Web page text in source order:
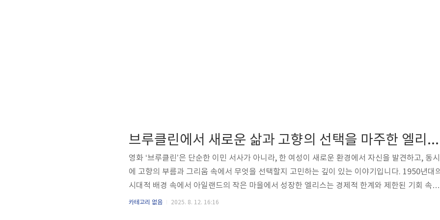
브루클린에서 새로운 삶과 고향의 선택을 마주한 엘리스의 여정
영화 ‘브루클린’은 단순한 이민 서사가 아니라, 한 여성이 새로운 환경에서 자신을 발견하고, 동시
에 고향의 부름과 그리움 속에서 무엇을 선택할지 고민하는 깊이 있는 이야기입니다. 1950년대
시대적 배경 속에서 아일랜드의 작은 마을에서 성장한 엘리스는 경제적 한계와 제한된 기회 속에
머물 수밖에 없었던 삶을 뒤로하고, 대서양을 건너 미국 브루클린으로 향합니다. 그녀가 맞닥뜨
카테고리 없음 2025. 8. 12. 16:16